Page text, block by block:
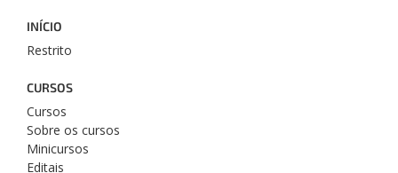
INÍCIO
Restrito
CURSOS
Cursos
Sobre os cursos
Minicursos
Editais